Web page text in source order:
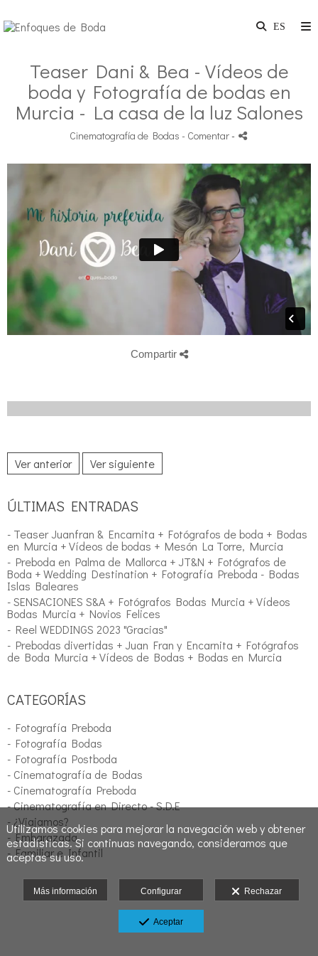
Teaser Dani & Bea - Vídeos de
boda y Fotografía de bodas en
Murcia - La casa de la luz Salones
Cinematografía de Bodas - Comentar-
Compartir
Ver anterior Ver siguiente
ÚLTIMAS ENTRADAS
- Teaser Juanfran & Encarnita + Fotógrafos de boda + Bodas
en Murcia + Vídeos de bodas + Mesón La Torre, Murcia
- Preboda en Palma de Mallorca + JT&N + Fotógrafos de
Boda + Wedding Destination + Fotografía Preboda - Bodas
Islas Baleares
- SENSACIONES S&A + Fotógrafos Bodas Murcia + Vídeos
Bodas Murcia + Novios Felices
- Reel WEDDINGS 2023 "Gracias"
- Prebodas divertidas + Juan Fran y Encarnita + Fotógrafos
de Boda Murcia + Vídeos de Bodas + Bodas en Murcia
CATEGORÍAS
- Fotografía Preboda
- Fotografía Bodas
- Fotografía Postboda
- Cinematografía de Bodas
- Cinematografía Preboda
- Cinematografía en Directo - S.D.E
- ¿Viajamos?
- Embarazada
- Familiar e Infantil
Utilizamos cookies para mejorar la navegación web y obtener
estadísticas. Si continuas navegando, consideramos que
aceptas su uso.
Más información Configurar Rechazar
Aceptar